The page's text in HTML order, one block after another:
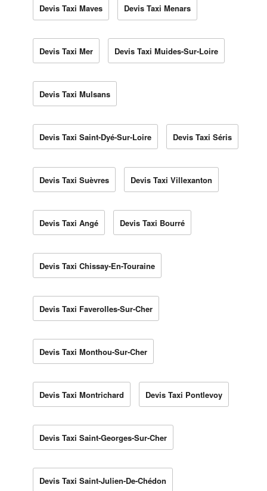
Devis Taxi Maves Devis Taxi Menars
Devis Taxi Mer Devis Taxi Muides-Sur-Loire
Devis Taxi Mulsans
Devis Taxi Saint-Dyé-Sur-Loire Devis Taxi Séris
Devis Taxi Suèvres Devis Taxi Villexanton
Devis Taxi Angé Devis Taxi Bourré
Devis Taxi Chissay-En-Touraine
Devis Taxi Faverolles-Sur-Cher
Devis Taxi Monthou-Sur-Cher
Devis Taxi Montrichard Devis Taxi Pontlevoy
Devis Taxi Saint-Georges-Sur-Cher
Devis Taxi Saint-Julien-De-Chédon